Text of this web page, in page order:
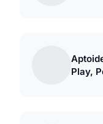
Play,